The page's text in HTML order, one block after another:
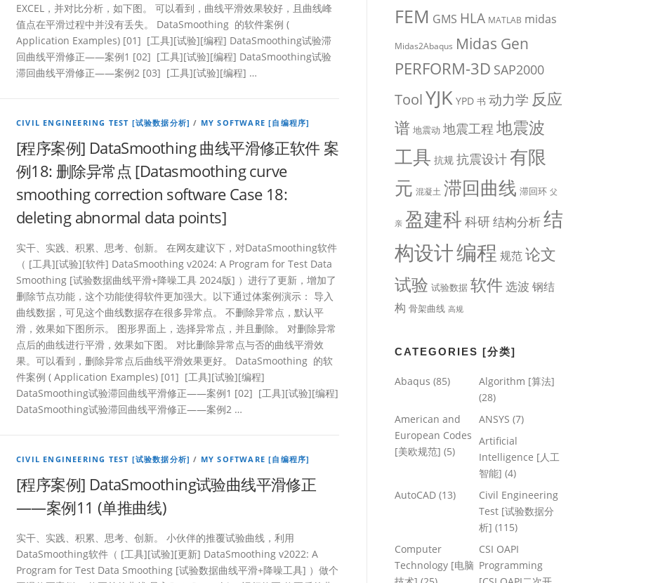
EXCEL，并对比分析，如下图。 可以看到，曲线平滑效果较好，且曲线峰
值点在平滑过程中并没有丢失。 DataSmoothing 的软件案例 (
Application Examples) [01] [工具][试验][编程] DataSmoothing试验滞
回曲线平滑修正——案例1 [02] [工具][试验][编程] DataSmoothing试验
滞回曲线平滑修正——案例2 [03] [工具][试验][编程] …
CIVIL ENGINEERING TEST [试验数据分析] / MY SOFTWARE [自编程序]
[程序案例] DataSmoothing 曲线平滑修正软件 案
例18: 删除异常点 [Datasmoothing curve
smoothing correction software Case 18:
deleting abnormal data points]
实干、实践、积累、思考、创新。 在网友建议下，对DataSmoothing软件
（ [工具][试验][软件] DataSmoothing v2024: A Program for Test Data
Smoothing [试验数据曲线平滑+降噪工具 2024版] ）进行了更新，增加了
删除节点功能，这个功能使得软件更加强大。以下通过体案例演示： 导入
曲线数据，可见这个曲线数据存在很多异常点。 不删除异常点，默认平
滑，效果如下图所示。 图形界面上，选择异常点，并且删除。 对删除异常
点后的曲线进行平滑，效果如下图。 对比删除异常点与否的曲线平滑效
果。可以看到，删除异常点后曲线平滑效果更好。 DataSmoothing 的软
件案例 ( Application Examples) [01] [工具][试验][编程]
DataSmoothing试验滞回曲线平滑修正——案例1 [02] [工具][试验][编程]
DataSmoothing试验滞回曲线平滑修正——案例2 …
CIVIL ENGINEERING TEST [试验数据分析] / MY SOFTWARE [自编程序]
[程序案例] DataSmoothing试验曲线平滑修正
——案例11 (单推曲线)
实干、实践、积累、思考、创新。 小伙伴的推覆试验曲线，利用
DataSmoothing软件（ [工具][试验][更新] DataSmoothing v2022: A
Program for Test Data Smoothing [试验数据曲线平滑+降噪工具] ）做个
FEM GMS HLA MATLAB midas
Midas2Abaqus Midas Gen
PERFORM-3D SAP2000
ToolYJK YPD 书 动力学 反应
谱 地震动 地震工程 地震波
工具 抗规 抗震设计有限
元 混凝土 滞回曲线 滞回环 父
亲 盈建科 科研 结构分析结
构设计编程 规范论文
试验 试验数据 软件选波 钢结
构 骨架曲线 高规
CATEGORIES [分类]
Abaqus (85)
Algorithm [算法]
(28)
American and
European Codes
[美欧规范] (5)
ANSYS (7)
Artificial
Intelligence [人工
智能] (4)
AutoCAD (13)
Civil Engineering
Test [试验数据分
析] (115)
Computer
Technology [电脑
CSI OAPI
Programming